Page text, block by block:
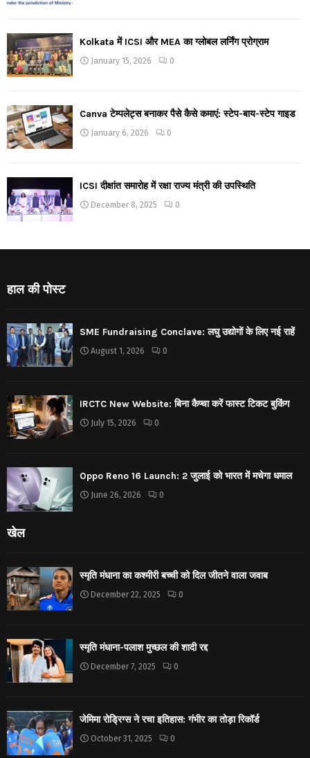
Kolkata में ICSI और MEA का ग्लोबल लर्निंग प्रोग्राम
January 15, 2026 0
Canva टेम्पलेट्स बनाकर पैसे कैसे कमाएं: स्टेप-बाय-स्टेप गाइड
January 6, 2026 0
ICSI दीक्षांत समारोह में रक्षा राज्य मंत्री की उपस्थिति
December 8, 2025 0
हाल की पोस्ट
SME Fundraising Conclave: लघु उद्योगों के लिए नई राहें
August 1, 2026 0
IRCTC New Website: बिना कैप्चा करें फास्ट टिकट बुकिंग
July 15, 2026 0
Oppo Reno 16 Launch: 2 जुलाई को भारत में मचेगा धमाल
June 26, 2026 0
खेल
स्मृति मंधाना का कश्मीरी बच्ची को दिल जीतने वाला जवाब
December 22, 2025 0
स्मृति मंधाना-पलाश मुच्छल की शादी रद्द
December 7, 2025 0
जेमिमा रोड्रिग्स ने रचा इतिहास: गंभीर का तोड़ा रिकॉर्ड
October 31, 2025 0